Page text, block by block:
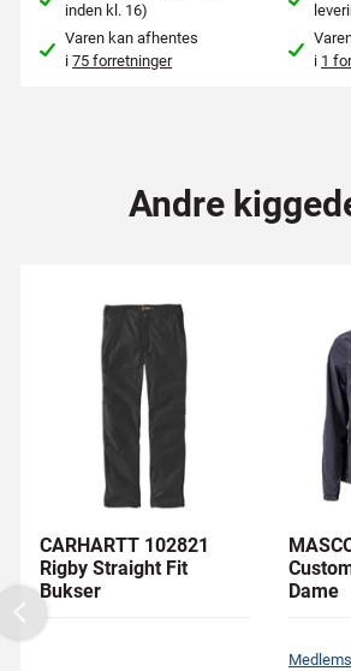
inden kl. 16)
Varen kan afhentes
i75 forretninger
i 1
Andre
CARHARTT 102821
Rigby Straight Fit
Bukser
Dame
Previous